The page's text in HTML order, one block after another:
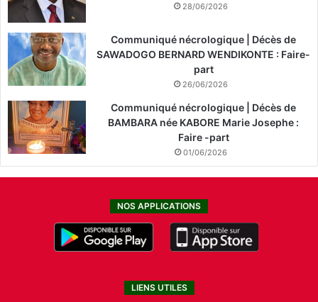
28/06/2026
Communiqué nécrologique | Décès de
SAWADOGO BERNARD WENDIKONTE : Faire-
part
26/06/2026
Communiqué nécrologique | Décès de
BAMBARA née KABORE Marie Josephe :
Faire -part
01/06/2026
NOS APPLICATIONS
LIENS UTILES